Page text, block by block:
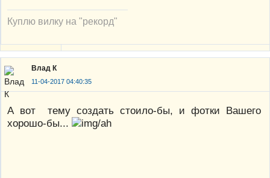
Куплю вилку на "рекорд"
Влад К
11-04-2017 04:40:35
А вот тему создать стоило-бы, и фотки Вашего
хорошо-бы...